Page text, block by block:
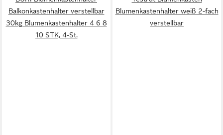
Balkonkastenhalter verstellbar
30kg Blumenkastenhalter 4 6 8
10 STK, 4-St.
Blumenkastenhalter weiß 2-fach
verstellbar